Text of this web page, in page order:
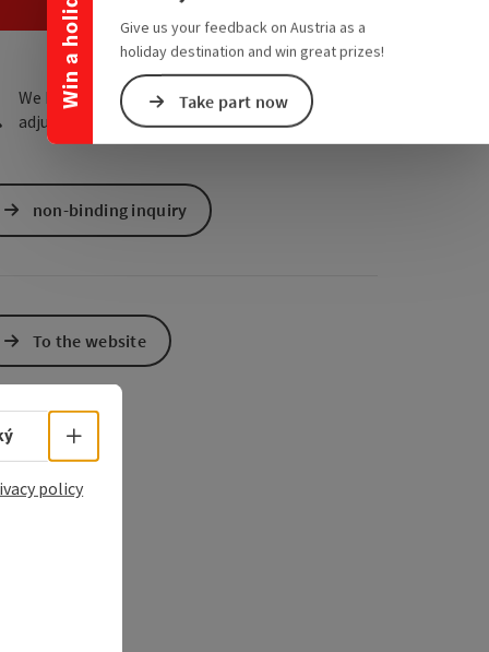
Win a holiday
Give us your feedback on Austria as a
holiday destination and win great prizes!
Take part now
We have not found any search results. Please
adjust the filter functions!
non-binding inquiry
To the website
Select language - Open menu
policy